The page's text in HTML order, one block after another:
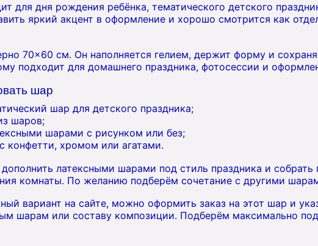
для дня рождения ребёнка, тематического детского
яркий акцент в оформление и хорошо смотрится как
70×60 см. Он наполняется гелием, держит форму и
подходит для домашнего праздника, фотосессии и
шар
шар для детского праздника;
шаров;
шарами с рисунком или без;
конфетти, хромом или агатами.
латексными шарами под стиль праздника и собрать
комнаты. По желанию подберём сочетание с другими
вариант на сайте, можно оформить заказ на этот шар и
шарам или составу композиции. Подберём максимально